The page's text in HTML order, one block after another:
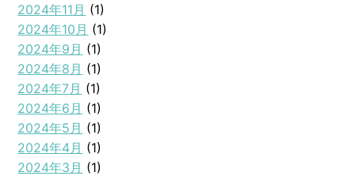
2024年11月 (1)
2024年10月 (1)
2024年9月 (1)
2024年8月 (1)
2024年7月 (1)
2024年6月 (1)
2024年5月 (1)
2024年4月 (1)
2024年3月 (1)